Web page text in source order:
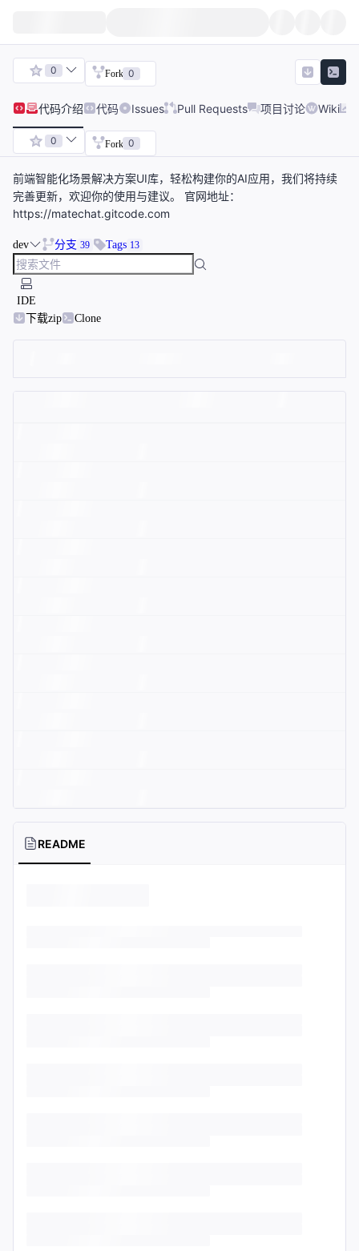
0 Fork 0
代码介绍 代码 Issues Pull Requests 项目讨论 Wiki
0 Fork 0
前端智能化场景解决方案UI库，轻松构建你的AI应用，我们将持续
完善更新，欢迎你的使用与建议。 官网地址：
https://matechat.gitcode.com
dev 分支 39 Tags 13
IDE
下载zip
Clone
README